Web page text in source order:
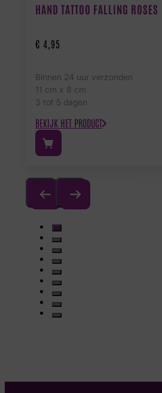
HAND TATTOO FALLING ROSES
€ 4,95
Binnen 24 uur verzonden
11 cm x 8 cm
3 tot 5 dagen
BEKIJK HET PRODUCT